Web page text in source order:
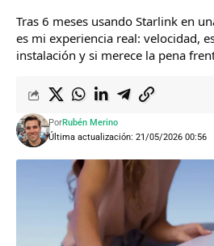
Tras 6 meses usando Starlink en
es mi experiencia real: velocidad,
instalación y si merece la pena
Última actualización: 21/05/2026 00:56
PorRubén Merino